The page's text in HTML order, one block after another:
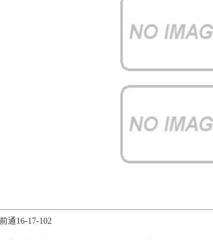
通16-17-102